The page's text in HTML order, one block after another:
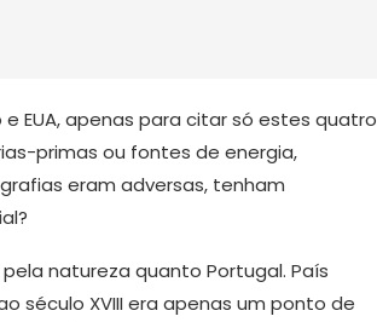
EUA, apenas para citar só estes quatro
primas ou fontes de energia,
eram adversas, tenham
natureza quanto Portugal. País
século XVIII era apenas um ponto de